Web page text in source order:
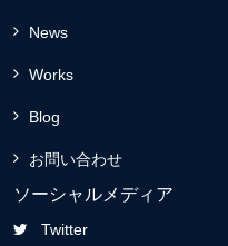
News
Works
Blog
お問い合わせ
ソーシャルメディア
Twitter